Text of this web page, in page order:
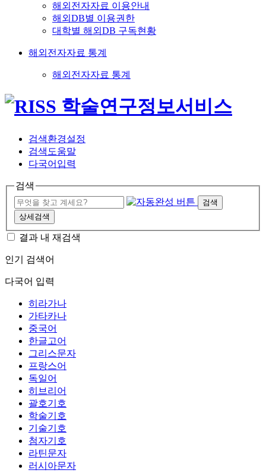
해외전자자료 이용안내
해외DB별 이용권한
대학별 해외DB 구독현황
해외전자자료 통계
해외전자자료 통계
검색환경설정
검색도움말
다국어입력
검색
검색
상세검색
결과 내 재검색
인기 검색어
다국어 입력
히라가나
가타카나
중국어
한글고어
그리스문자
프랑스어
독일어
히브리어
괄호기호
학술기호
기술기호
첨자기호
라틴문자
러시아문자